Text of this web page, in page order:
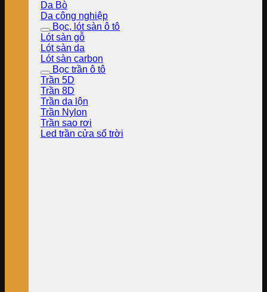
Da Bò
Da công nghiệp
Bọc, lót sàn ô tô
Lót sàn gỗ
Lót sàn da
Lót sàn carbon
Bọc trần ô tô
Trần 5D
Trần 8D
Trần da lộn
Trần Nylon
Trần sao rơi
Led trần cửa sổ trời